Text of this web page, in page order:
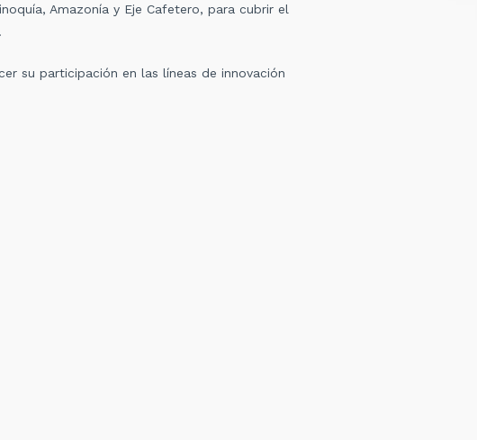
Amazonía y Eje Cafetero, para cubrir el
su participación en las líneas de innovación